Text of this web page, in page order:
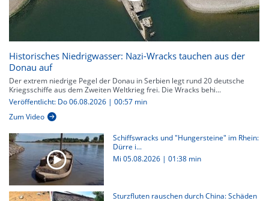
Historisches Niedrigwasser: Nazi-Wracks tauchen aus der
Donau auf
Der extrem niedrige Pegel der Donau in Serbien legt rund 20 deutsche
Kriegsschiffe aus dem Zweiten Weltkrieg frei. Die Wracks behi...
Veröffentlicht: Do 06.08.2026 | 00:57 min
Zum Video
Schiffswracks und "Hungersteine" im Rhein:
Dürre i...
Mi 05.08.2026 | 01:38 min
Sturzfluten rauschen durch China: Schäden